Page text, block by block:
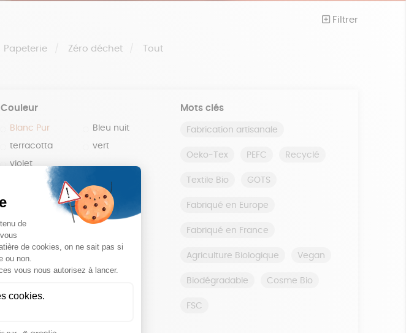
Filtrer
Papeterie Zéro déchet Tout
Couleur
Blanc Pur Bleu nuit
terracotta vert
violet
Mots clés
Fabrication artisanale
Oeko-Tex PEFC Recyclé
Textile Bio GOTS
Fabriqué en Europe
Fabriqué en France
Agriculture Biologique Vegan
Biodégradable Cosme Bio
FSC